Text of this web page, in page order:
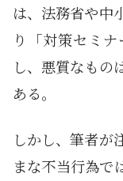
は、法務省や中
り「対策セミ
し、悪質なもの
ある。
しかし、筆者が
まな不当行為で